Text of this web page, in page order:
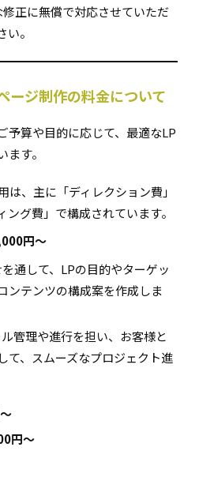
正に無償で対応させていただ
。
ージ制作の料金について
予算や目的に応じて、最適なLP
す。
は、主に「ディレクション費」
ング費」で構成されています。
円〜
通して、LPの目的やターゲッ
ンテンツの構成案を作成しま
管理や進行を担い、お客様と
て、スムーズなプロジェクト進
円〜